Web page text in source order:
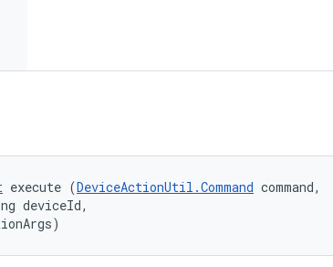
execute (DeviceActionUtil.Command command,
deviceId,